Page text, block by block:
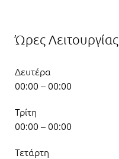
Ώρες Λειτουργίας
Δευτέρα
00:00 – 00:00
Τρίτη
00:00 – 00:00
Τετάρτη